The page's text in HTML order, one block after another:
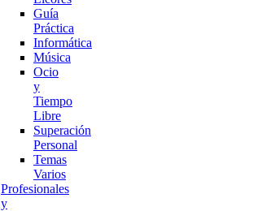
Guía
Práctica
Informática
Música
Ocio
y
Tiempo
Libre
Superación
Personal
Temas
Varios
Profesionales
y